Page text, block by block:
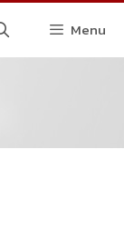
Menu